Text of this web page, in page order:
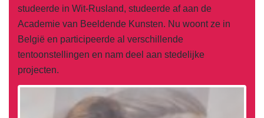
studeerde in Wit-Rusland, studeerde af aan de
Academie van Beeldende Kunsten. Nu woont ze in
België en participeerde al verschillende
tentoonstellingen en nam deel aan stedelijke
projecten.